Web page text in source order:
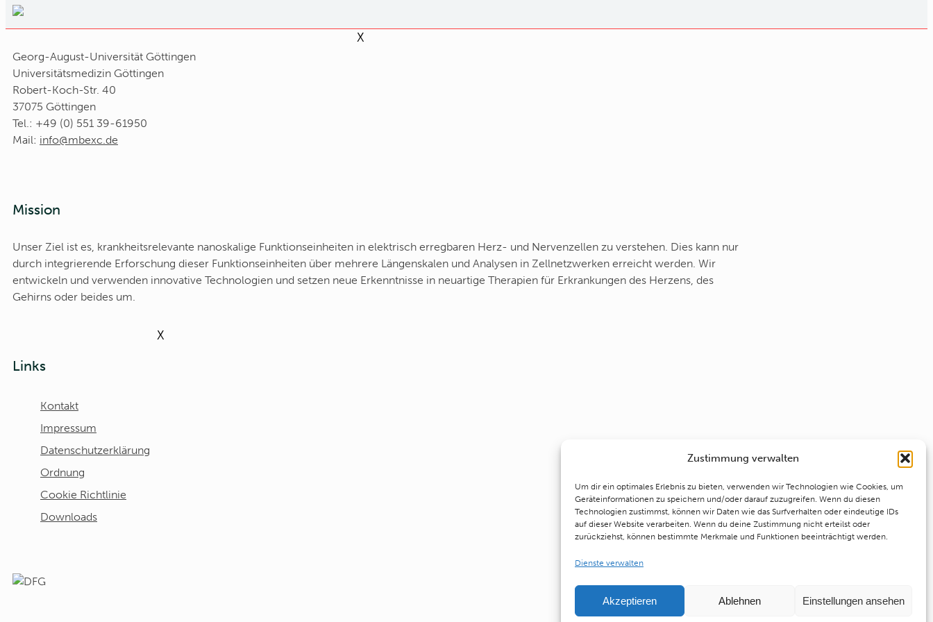
Zustimmung verwalten
Um dir ein optimales Erlebnis zu bieten, verwenden wir Technologien wie Cookies, um
Geräteinformationen zu speichern und/oder darauf zuzugreifen. Wenn du diesen
Technologien zustimmst, können wir Daten wie das Surfverhalten oder eindeutige IDs
auf dieser Website verarbeiten. Wenn du deine Zustimmung nicht erteilst oder
zurückziehst, können bestimmte Merkmale und Funktionen beeinträchtigt werden.
Dienste verwalten
Akzeptieren Ablehnen Einstellungen ansehen
Georg-August-Universität Göttingen
Universitätsmedizin Göttingen
Robert-Koch-Str. 40
37075 Göttingen
Tel.: +49 (0) 551 39-61950
Mail: ed.cxebm@ofni
Mission
Unser Ziel ist es, krankheitsrelevante nanoskalige Funktionseinheiten in elektrisch erregbaren Herz- und Nervenzellen zu verstehen. Dies kann nur
durch integrierende Erforschung dieser Funktionseinheiten über mehrere Längenskalen und Analysen in Zellnetzwerken erreicht werden. Wir
entwickeln und verwenden innovative Technologien und setzen neue Erkenntnisse in neuartige Therapien für Erkrankungen des Herzens, des
Gehirns oder beides um.
Links
Kontakt
Impressum
Datenschutzerklärung
Ordnung
Cookie Richtlinie
Downloads
X
X